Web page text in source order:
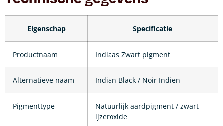
Eigenschap Specificatie
Productnaam Indiaas Zwart pigment
Alternatieve naam Indian Black / Noir Indien
Pigmenttype
Natuurlijk aardpigment / zwart
ijzeroxide